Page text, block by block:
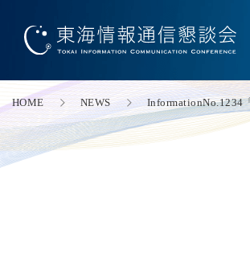
HOME NEWS InformationNo.1234